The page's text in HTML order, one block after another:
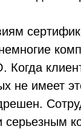
Когда
не имеет
серьезным